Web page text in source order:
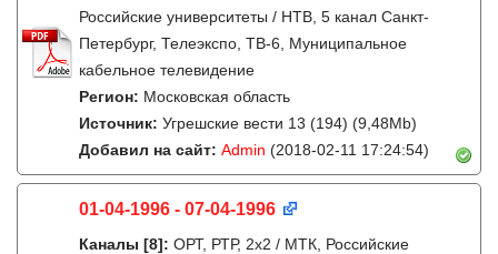
Российские университеты / НТВ, 5 канал Санкт-
Петербург, Телеэкспо, ТВ-6, Муниципальное
кабельное телевидение
Регион: Московская область
Источник: Угрешские вести 13 (194) (9,48Mb)
Добавил на сайт: Admin (2018-02-11 17:24:54)
01-04-1996 - 07-04-1996
Каналы [8]: ОРТ, РТР, 2х2 / МТК, Российские